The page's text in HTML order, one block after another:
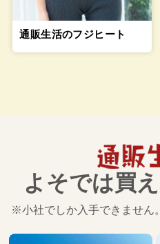
通販生活のフジヒート
よそでは買
※小社でしか入手できません